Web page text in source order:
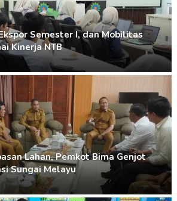
Semester I, dan Mobilitas
Kinerja NTB
Lahan, Pemkot Bima Genjot
Sungai Melayu